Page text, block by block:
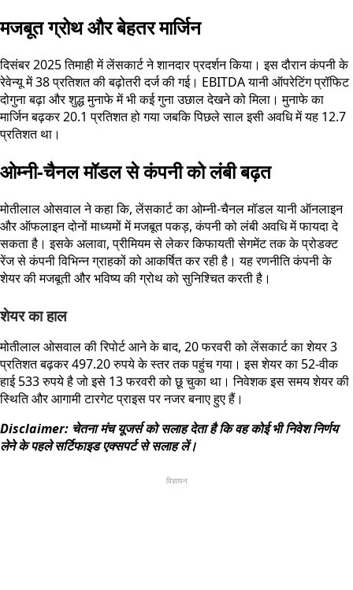
मजबूत ग्रोथ और बेहतर मार्जिन
दिसंबर 2025 तिमाही में लेंसकार्ट ने शानदार प्रदर्शन किया। इस दौरान कंपनी के
रेवेन्यू में 38 प्रतिशत की बढ़ोतरी दर्ज की गई। EBITDA यानी ऑपरेटिंग प्रॉफिट
दोगुना बढ़ा और शुद्ध मुनाफे में भी कई गुना उछाल देखने को मिला। मुनाफे का
मार्जिन बढ़कर 20.1 प्रतिशत हो गया जबकि पिछले साल इसी अवधि में यह 12.7
प्रतिशत था।
ओम्नी-चैनल मॉडल से कंपनी को लंबी बढ़त
मोतीलाल ओसवाल ने कहा कि, लेंसकार्ट का ओम्नी-चैनल मॉडल यानी ऑनलाइन
और ऑफलाइन दोनों माध्यमों में मजबूत पकड़, कंपनी को लंबी अवधि में फायदा दे
सकता है। इसके अलावा, प्रीमियम से लेकर किफायती सेगमेंट तक के प्रोडक्ट
रेंज से कंपनी विभिन्न ग्राहकों को आकर्षित कर रही है। यह रणनीति कंपनी के
शेयर की मजबूती और भविष्य की ग्रोथ को सुनिश्चित करती है।
शेयर का हाल
मोतीलाल ओसवाल की रिपोर्ट आने के बाद, 20 फरवरी को लेंसकार्ट का शेयर 3
प्रतिशत बढ़कर 497.20 रुपये के स्तर तक पहुंच गया। इस शेयर का 52-वीक
हाई 533 रुपये है जो इसे 13 फरवरी को छू चुका था। निवेशक इस समय शेयर की
स्थिति और आगामी टारगेट प्राइस पर नजर बनाए हुए हैं।
Disclaimer: चेतना मंच यूजर्स को सलाह देता है कि वह कोई भी निवेश निर्णय
लेने के पहले सर्टिफाइड एक्सपर्ट से सलाह लें।
विज्ञापन